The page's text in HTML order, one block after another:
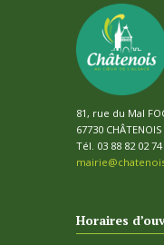
81, rue du Mal
67730 CHÂTENOIS
Tél. 03 88 82 02 74
Horaires